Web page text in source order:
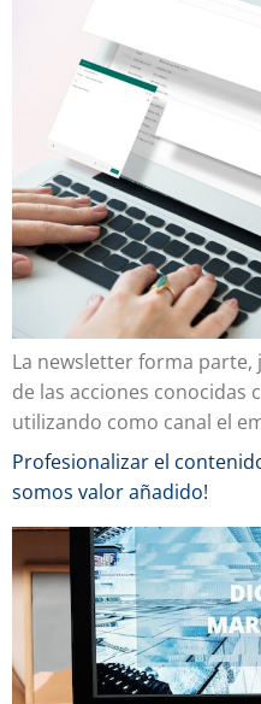
La newsletter forma
de las acciones conocidas
utilizando como canal el
Profesionalizar el
somos valor añadido!